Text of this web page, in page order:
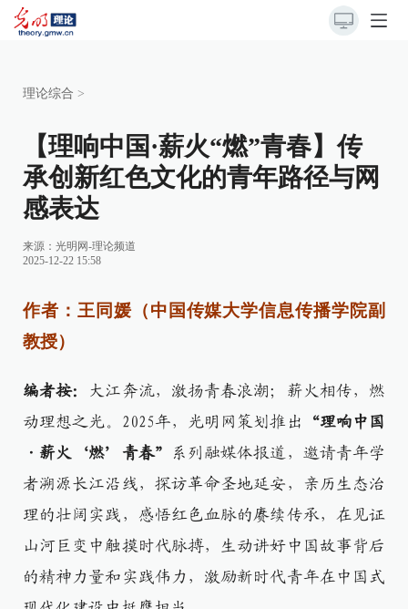
理论综合 >
【理响中国·薪火“燃”青春】传
承创新红色文化的青年路径与网
感表达
来源： 光明网-理论频道
2025-12-22 15:58
作者：王同媛（中国传媒大学信息传播学院副
教授）
编者按：
大江奔流，激扬青春浪潮；薪火相传，燃
动理想之光。 2025年，光明网策划推出
“理响中国
·薪火‘燃’青春”
系列融媒体报道，邀请青年学
者溯源长江沿线，探访革命圣地延安，亲历生态治
理的壮阔实践，感悟红色血脉的赓续传承，在见证
山河巨变中触摸时代脉搏，生动讲好中国故事背后
的精神力量和实践伟力，激励新时代青年在中国式